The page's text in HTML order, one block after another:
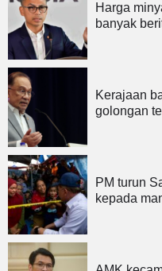
Harga
banyak
Kerajaan
golongan
PM turun
kepada